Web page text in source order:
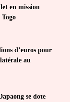
en mission
d’euros pour
au
se dote